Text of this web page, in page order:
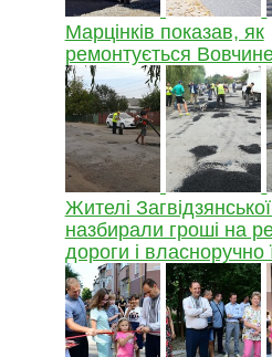
Марцінків показав, як
ремонтується
Жителі
назбирали гроші на
дороги і власноручно